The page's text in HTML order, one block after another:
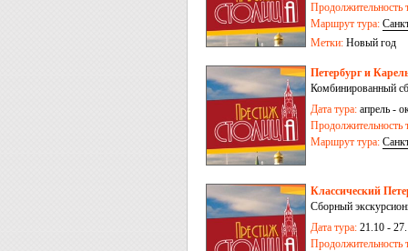
Продолжительность
Маршрут тура:
Метки: Новый год
Петербург и
Комбинированный
Дата тура: апрель -
Продолжительность
Маршрут тура:
Классический
Сборный
Дата тура: 21.10 -
Продолжительность